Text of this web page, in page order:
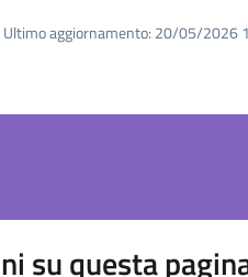
Ultimo aggiornamento: 20/05/2026
su questa